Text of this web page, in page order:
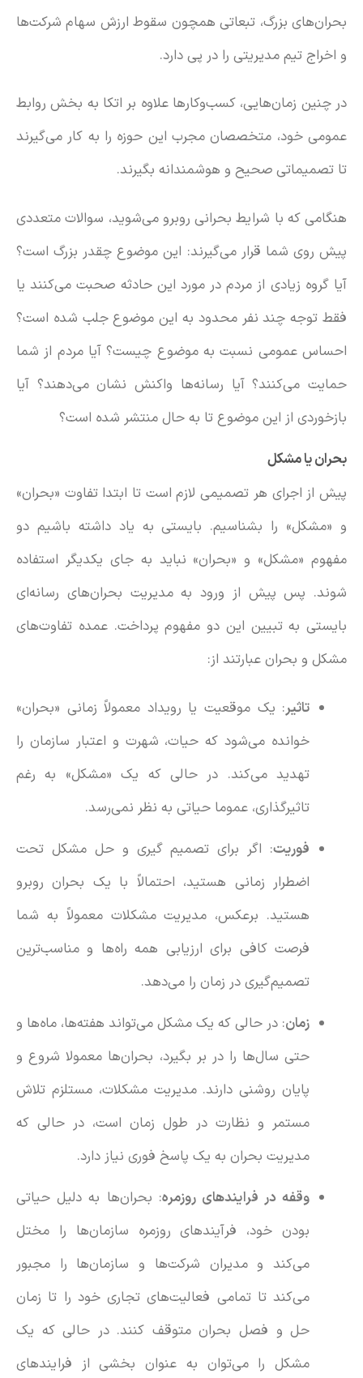
بحران‌های بزرگ، تبعاتی همچون سقوط ارزش سهام شرکت‌ها
و اخراج تیم مدیریتی را در پی دارد.
در چنین زمان‌هایی، کسب‌وکارها علاوه بر اتکا به بخش روابط
عمومی خود، متخصصان مجرب این حوزه را به کار می‌گیرند
تا تصمیماتی صحیح و هوشمندانه بگیرند.
هنگامی که با شرایط بحرانی روبرو می‌شوید، سوالات متعددی
پیش روی شما قرار می‌گیرند: این موضوع چقدر بزرگ است؟
آیا گروه زیادی از مردم در مورد این حادثه صحبت می‌کنند یا
فقط توجه چند نفر محدود به این موضوع جلب شده است؟
احساس عمومی نسبت به موضوع چیست؟ آیا مردم از شما
حمایت می‌کنند؟ آیا رسانه‌ها واکنش نشان می‌دهند؟ آیا
بازخوردی از این موضوع تا به حال منتشر شده است؟
بحران یا مشکل
پیش از اجرای هر تصمیمی لازم است تا ابتدا تفاوت «بحران»
و «مشکل» را بشناسیم. بایستی به یاد داشته باشیم دو
مفهوم «مشکل» و «بحران» نباید به جای یکدیگر استفاده
شوند. پس پیش از ورود به مدیریت بحران‌های رسانه‌ای
بایستی به تبیین این دو مفهوم پرداخت. عمده تفاوت‌های
مشکل و بحران عبارتند از:
تاثیر: یک موقعیت یا رویداد معمولاً زمانی «بحران»
خوانده می‌شود که حیات، شهرت و اعتبار سازمان را
تهدید می‌کند. در حالی که یک «مشکل» به رغم
تاثیرگذاری، عموما حیاتی به نظر نمی‌رسد.
فوریت: اگر برای تصمیم گیری و حل مشکل تحت
اضطرار زمانی هستید، احتمالاً با یک بحران روبرو
هستید. برعکس، مدیریت مشکلات معمولاً به شما
فرصت کافی برای ارزیابی همه راه‌ها و مناسب‌ترین
تصمیم‌گیری در زمان را می‌دهد.
زمان: در حالی که یک مشکل می‌تواند هفته‌ها، ماه‌ها و
حتی سال‌ها را در بر بگیرد، بحران‌ها معمولا شروع و
پایان روشنی دارند. مدیریت مشکلات، مستلزم تلاش
مستمر و نظارت در طول زمان است، در حالی که
مدیریت بحران به یک پاسخ فوری نیاز دارد.
وقفه در فرایندهای روزمره: بحران‌ها به دلیل حیاتی
بودن خود، فرآیندهای روزمره سازمان‌ها را مختل
می‌کند و مدیران شرکت‌ها و سازمان‌ها را مجبور
می‌کند تا تمامی فعالیت‌های تجاری خود را تا زمان
حل و فصل بحران متوقف کنند. در حالی که یک
مشکل را می‌توان به عنوان بخشی از فرایندهای